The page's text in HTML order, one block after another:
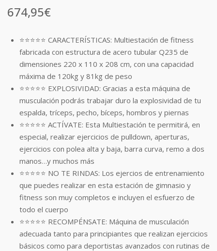
674,95€
⭐⭐⭐⭐⭐ CARACTERÍSTICAS: Multiestación de fitness
fabricada con estructura de acero tubular Q235 de
dimensiones 220 x 110 x 208 cm, con una capacidad
máxima de 120kg y 81kg de peso
⭐⭐⭐⭐⭐ EXPLOSIVIDAD: Gracias a esta máquina de
musculación podrás trabajar duro la explosividad de tu
espalda, tríceps, pecho, bíceps, hombros y piernas
⭐⭐⭐⭐⭐ ACTÍVATE: Esta Multiestación te permitirá, en
especial, realizar ejercicios de pulldown, aperturas,
ejercicios con polea alta y baja, barra curva, remo a dos
manos…y muchos más
⭐⭐⭐⭐⭐ NO TE RINDAS: Los ejercios de entrenamiento
que puedes realizar en esta estación de gimnasio y
fitness son muy completos e incluyen el esfuerzo de
todo el cuerpo
⭐⭐⭐⭐⭐ RECOMPÉNSATE: Máquina de musculación
adecuada tanto para principiantes que realizan ejercicios
básicos como para deportistas avanzados con rutinas de